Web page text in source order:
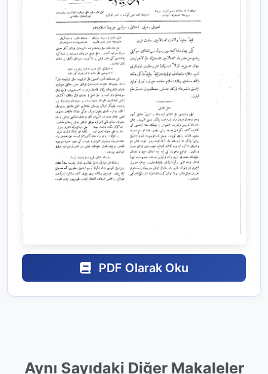
PDF Olarak Oku
Aynı Sayıdaki Diğer Makaleler